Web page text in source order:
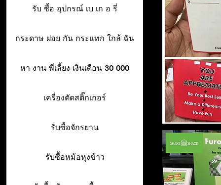
รับ ซื้อ อุปกรณ์ เบ เก อ รี่
กระดาษ ฝอย กัน กระแทก ใกล้ ฉัน
หา งาน พี่เลี้ยง เงินเดือน 30 000
เครื่องตัดสติ๊กเกอร์
รับซื้อจักรยาน
รับซื้อหม้อหุงข้าว